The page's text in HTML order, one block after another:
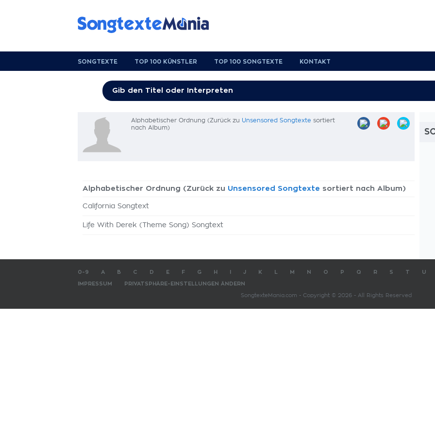
SONGTEXTE TOP 100 KÜNSTLER TOP 100 SONGTEXTE KONTAKT
Alphabetischer Ordnung (Zurück zu Unsensored Songtexte sortiert
nach Album)
Alphabetischer Ordnung (Zurück zu Unsensored Songtexte sortiert nach Album)
California Songtext
Life With Derek (Theme Song) Songtext
0-9 A B C D E F G H J K M N O P Q R S T U
IMPRESSUM PRIVATSPHÄRE-EINSTELLUNGEN ÄNDERN
SongtexteMania.com - Copyright © 2026 - All Rights Reserved